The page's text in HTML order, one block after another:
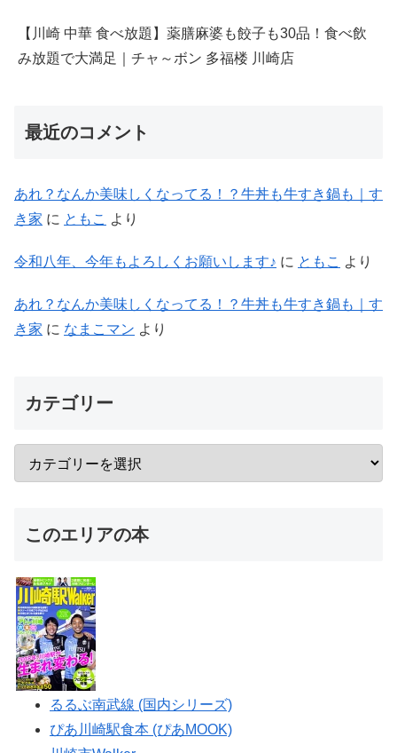
【川崎 中華 食べ放題】薬膳麻婆も餃子も30品！食べ飲
み放題で大満足｜チャ～ボン 多福楼 川崎店
最近のコメント
あれ？なんか美味しくなってる！？牛丼も牛すき鍋も｜す
き家 に ともこ より
令和八年、今年もよろしくお願いします♪ に ともこ より
あれ？なんか美味しくなってる！？牛丼も牛すき鍋も｜す
き家 に なまこマン より
カテゴリー
このエリアの本
るるぶ南武線 (国内シリーズ)
ぴあ川崎駅食本 (ぴあMOOK)